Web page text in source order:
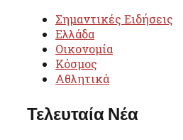
Σημαντικές Ειδήσεις
Ελλάδα
Οικονομία
Κόσμος
Αθλητικά
Τελευταία Νέα